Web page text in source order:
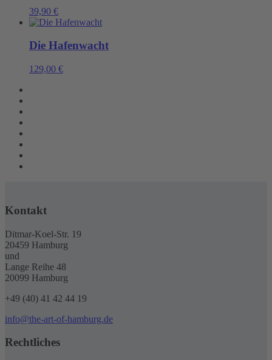
39,90 €
Die Hafenwacht
129,00 €
Kontakt
Ditmar-Koel-Str. 19
20459 Hamburg
und
Lange Reihe 48
20099 Hamburg
+49 (40) 41 42 44 19
info@the-art-of-hamburg.de
Rechtliches